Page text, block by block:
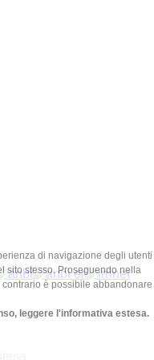
di navigazione degli utenti
sito stesso. Proseguendo nella
è possibile abbandonare
leggere l'informativa estesa.